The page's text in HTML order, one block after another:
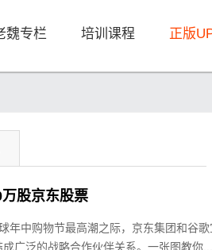
魏专栏 培训课程 正版
股京东股票
年中购物节最高潮之际，京东集团和谷歌
广泛的战略合作伙伴关系。一张图教你...